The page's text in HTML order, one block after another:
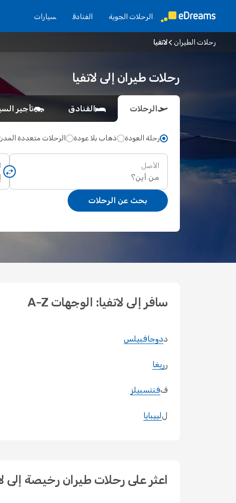
الرحلات الجوية الفنادق سيارات
رحلات الطيران لاتفيا
رحلات طيران إلى لاتفيا
الرحلات الفنادق تأجير
رحلة العودة ذهاب بلا عودة الرحلات متعددة
الأصل
بحث عن الرحلات
سافر إلى لاتفيا: الوجهات A-Z
ددوجافبيلس
ر ريغا
ففنتسبيلز
للييبايا
اعثر على رحلات طيران رخيصة إلى